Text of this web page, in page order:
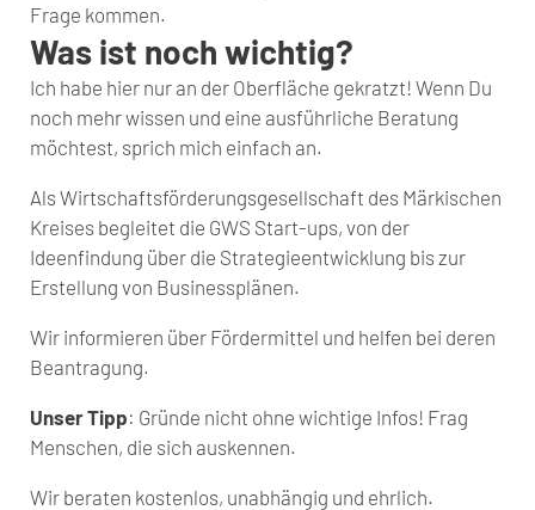
Frage kommen.
Was ist noch wichtig?
Ich habe hier nur an der Oberfläche gekratzt! Wenn Du
noch mehr wissen und eine ausführliche Beratung
möchtest, sprich mich einfach an.
Als Wirtschaftsförderungsgesellschaft des Märkischen
Kreises begleitet die GWS Start-ups, von der
Ideenfindung über die Strategieentwicklung bis zur
Erstellung von Businessplänen.
Wir informieren über Fördermittel und helfen bei deren
Beantragung.
Unser Tipp: Gründe nicht ohne wichtige Infos! Frag
Menschen, die sich auskennen.
Wir beraten kostenlos, unabhängig und ehrlich.